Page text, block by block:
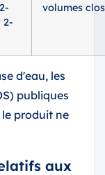
2-
volumes
d'eau, les
publiques
produit ne
aux